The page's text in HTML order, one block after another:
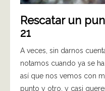
Rescatar un punto del revés Clase
21
A veces, sin darnos
notamos cuando ya se
así que nos vemos con
punto y otro, y casi